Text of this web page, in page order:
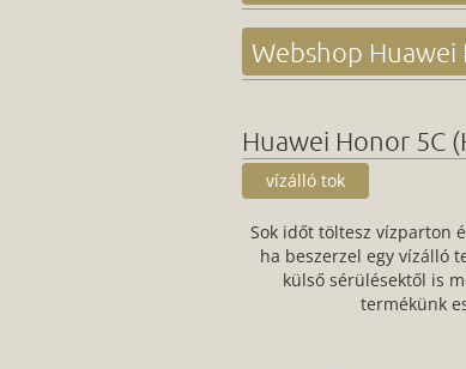
Webshop
Huawei Honor 5C
vízálló tok
Sok időt töltesz vízparton
ha beszerzel egy vízálló
külső sérülésektől is
termékünk